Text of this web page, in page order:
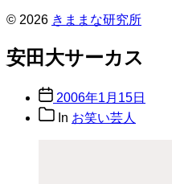
© 2026 きままな研究所
安田大サーカス
Post
date
2006年1月15日
Post
categories
In お笑い芸人